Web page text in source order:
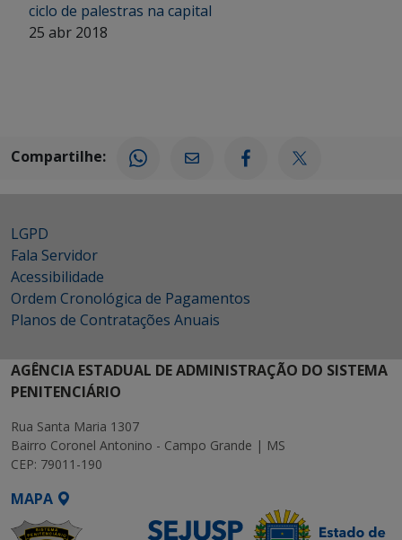
ciclo de palestras na capital
25 abr 2018
Compartilhe:
LGPD
Fala Servidor
Acessibilidade
Ordem Cronológica de Pagamentos
Planos de Contratações Anuais
AGÊNCIA ESTADUAL DE ADMINISTRAÇÃO DO SISTEMA
PENITENCIÁRIO
Rua Santa Maria 1307
Bairro Coronel Antonino - Campo Grande | MS
CEP: 79011-190
MAPA